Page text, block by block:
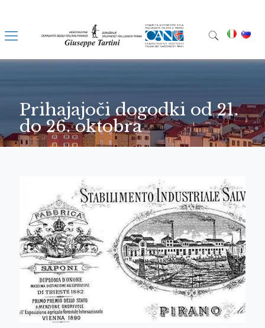
Prihajajoči dogodki od 21.
do 26. oktobra